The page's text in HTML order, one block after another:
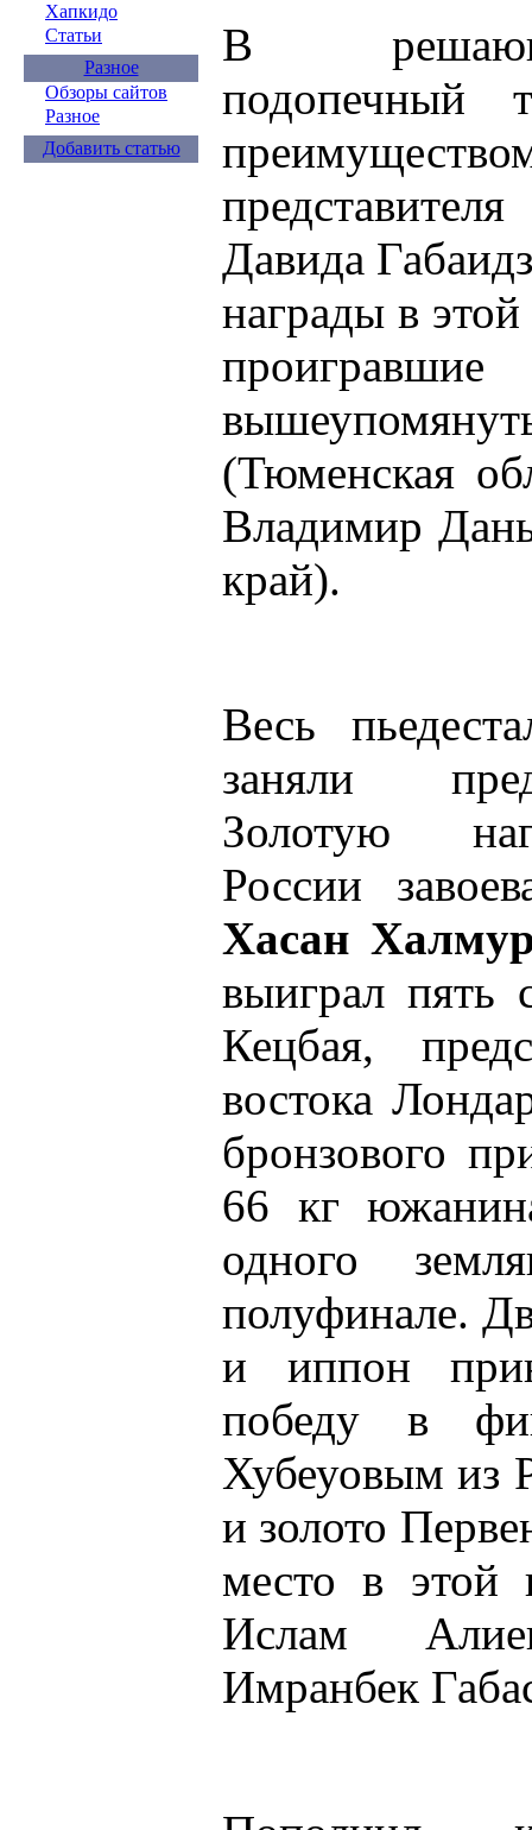
Хапкидо
Статьи
Разное
Обзоры сайтов
Разное
Добавить статью
В
подопечный
Давида
награды в этой
(Тюменская
Владимир
край).
Весь
заняли
Золотую
России
Хасан
выиграл пять
Кецбая,
востока
бронзового
66 кг
одного
полуфинале.
и иппон
победу в
Хубеуовым из
и золото
место в этой
Ислам
Имранбек